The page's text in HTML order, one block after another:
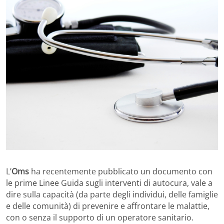
L’Oms ha recentemente pubblicato un documento con
le prime Linee Guida sugli interventi di autocura, vale a
dire sulla capacità (da parte degli individui, delle famiglie
e delle comunità) di prevenire e affrontare le malattie,
con o senza il supporto di un operatore sanitario.